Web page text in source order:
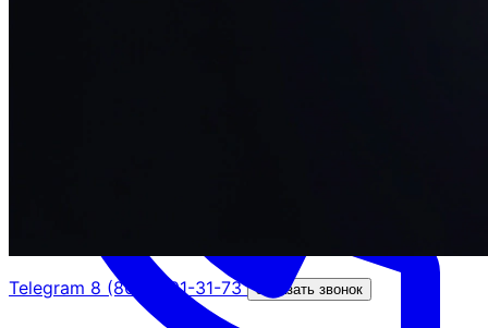
Telegram 8 (800) 201-31-73 Заказать звонок